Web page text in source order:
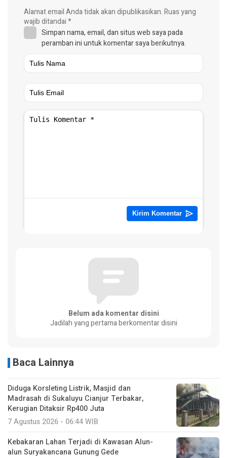
Alamat email Anda tidak akan dipublikasikan.Ruas yang
wajib ditandai*
Simpan nama, email, dan situs web saya pada
peramban ini untuk komentar saya berikutnya.
Belum ada komentar disini
Jadilah yang pertama berkomentar disini
Baca Lainnya
Diduga Korsleting Listrik, Masjid dan
Madrasah di Sukaluyu Cianjur Terbakar,
Kerugian Ditaksir Rp400 Juta
7 Agustus 2026 - 06:44 WIB
Kebakaran Lahan Terjadi di Kawasan Alun-
alun Suryakancana Gunung Gede